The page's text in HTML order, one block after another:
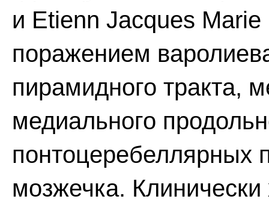
и Etienn Jacques Marie
поражением
пирамидного тракта,
медиального
понтоцеребеллярных
мозжечка. Клинически